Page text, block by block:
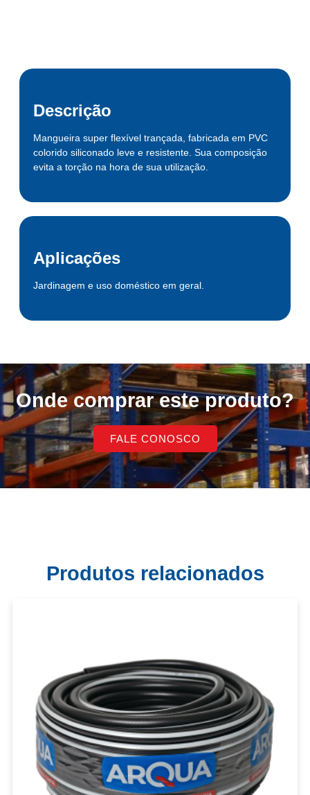
Descrição
Mangueira super flexível trançada, fabricada em PVC
colorido siliconado leve e resistente. Sua composição
evita a torção na hora de sua utilização.
Aplicações
Jardinagem e uso doméstico em geral.
Onde comprar este produto?
FALE CONOSCO
Produtos relacionados